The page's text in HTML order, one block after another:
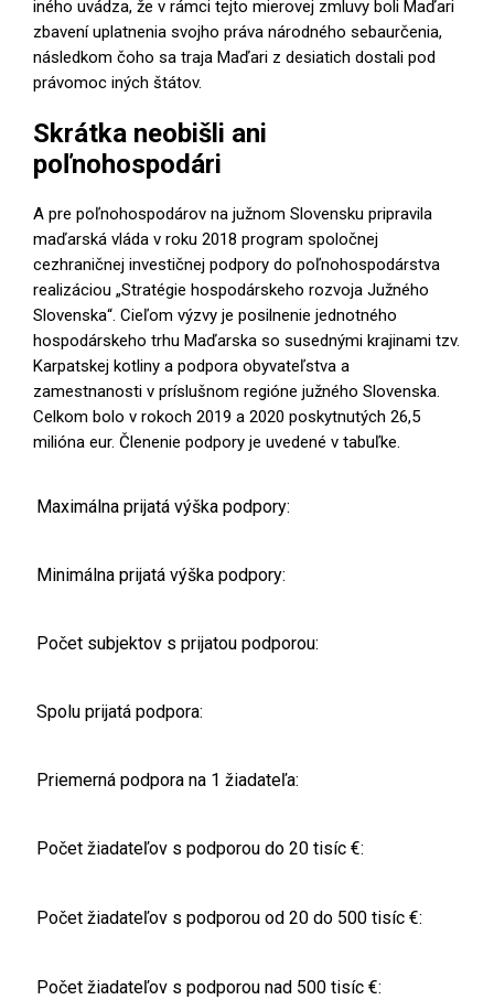
iného uvádza, že v rámci tejto mierovej zmluvy boli Maďari
zbavení uplatnenia svojho práva národného sebaurčenia,
následkom čoho sa traja Maďari z desiatich dostali pod
právomoc iných štátov.
Skrátka neobišli ani
poľnohospodári
A pre poľnohospodárov na južnom Slovensku pripravila
maďarská vláda v roku 2018 program spoločnej
cezhraničnej investičnej podpory do poľnohospodárstva
realizáciou „Stratégie hospodárskeho rozvoja Južného
Slovenska“. Cieľom výzvy je posilnenie jednotného
hospodárskeho trhu Maďarska so susednými krajinami tzv.
Karpatskej kotliny a podpora obyvateľstva a
zamestnanosti v príslušnom regióne južného Slovenska.
Celkom bolo v rokoch 2019 a 2020 poskytnutých 26,5
milióna eur. Členenie podpory je uvedené v tabuľke.
Maximálna prijatá výška podpory:
Minimálna prijatá výška podpory:
Počet subjektov s prijatou podporou:
Spolu prijatá podpora:
Priemerná podpora na 1 žiadateľa:
Počet žiadateľov s podporou do 20 tisíc €:
Počet žiadateľov s podporou od 20 do 500 tisíc €:
Počet žiadateľov s podporou nad 500 tisíc €: